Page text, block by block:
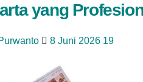
yang
8 Juni 2026 19